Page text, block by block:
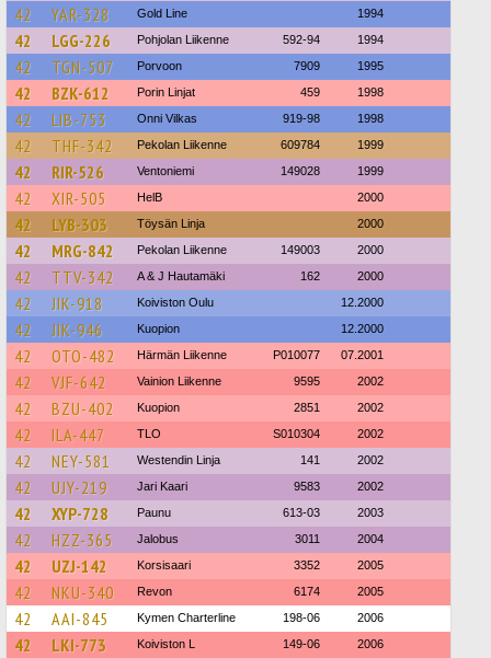
42 YAR-328 Gold Line 1994
42 LGG-226 Pohjolan Liikenne 592-94 1994
42 TGN-507 Porvoon 7909 1995
42 BZK-612 Porin Linjat 459 1998
42 LIB-753 Onni Vilkas 919-98 1998
42 THF-342 Pekolan Liikenne 609784 1999
42 RIR-526 Ventoniemi 149028 1999
42 XIR-505 HelB 2000
42 LYB-303 Töysän Linja 2000
42 MRG-842 Pekolan Liikenne 149003 2000
42 TTV-342 A & J Hautamäki 162 2000
42 JIK-918 Koiviston Oulu 12.2000
42 JIK-946 Kuopion 12.2000
42 OTO-482 Härmän Liikenne P010077 07.2001
42 VJF-642 Vainion Liikenne 9595 2002
42 BZU-402 Kuopion 2851 2002
42 ILA-447 TLO S010304 2002
42 NEY-581 Westendin Linja 141 2002
42 UJY-219 Jari Kaari 9583 2002
42 XYP-728 Paunu 613-03 2003
42 HZZ-365 Jalobus 3011 2004
42 UZJ-142 Korsisaari 3352 2005
42 NKU-340 Revon 6174 2005
42 AAI-845 Kymen Charterline 198-06 2006
42 LKI-773 Koiviston L 149-06 2006